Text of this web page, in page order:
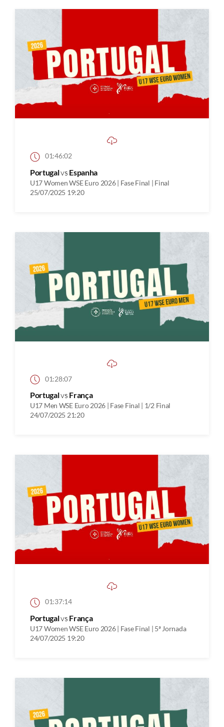
01:46:02
Portugalvs Espanha
U17 Women WSE Euro 2026 | Fase Final | Final
25/07/2025 19:20
01:28:07
Portugalvs França
U17 Men WSE Euro 2026 | Fase Final | 1/2 Final
24/07/2025 21:20
01:37:14
Portugalvs França
U17 Women WSE Euro 2026 | Fase Final | 5ª Jornada
24/07/2025 19:20